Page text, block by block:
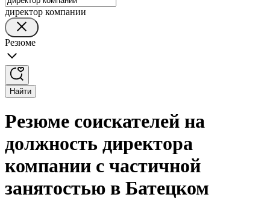
директор компании
Резюме
Найти
Резюме соискателей на
должность директора
компании с частичной
занятостью в Батецком